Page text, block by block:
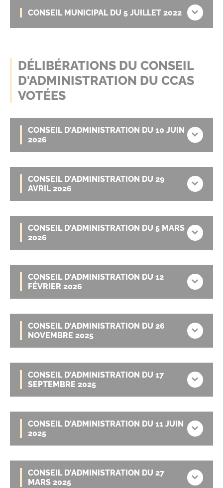
CONSEIL MUNICIPAL DU 5 JUILLET 2022
DÉLIBÉRATIONS DU CONSEIL
D'ADMINISTRATION DU CCAS
VOTÉES
CONSEIL D'ADMINISTRATION DU 10 JUIN
2026
CONSEIL D'ADMINISTRATION DU 29
AVRIL 2026
CONSEIL D'ADMINISTRATION DU 5 MARS
2026
CONSEIL D'ADMINISTRATION DU 12
FÉVRIER 2026
CONSEIL D'ADMINISTRATION DU 26
NOVEMBRE 2025
CONSEIL D'ADMINISTRATION DU 17
SEPTEMBRE 2025
CONSEIL D'ADMINISTRATION DU 11 JUIN
2025
CONSEIL D'ADMINISTRATION DU 27
MARS 2025